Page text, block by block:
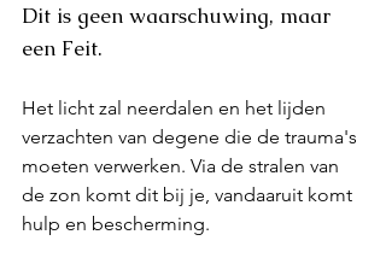
Dit is geen waarschuwing, maar
een Feit.
Het licht zal neerdalen en het lijden
verzachten van degene die de trauma's
moeten verwerken. Via de stralen van
de zon komt dit bij je, vandaaruit komt
hulp en bescherming.